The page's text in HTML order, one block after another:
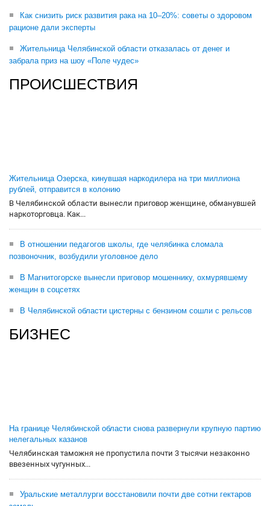
Как снизить риск развития рака на 10–20%: советы о здоровом
рационе дали эксперты
Жительница Челябинской области отказалась от денег и
забрала приз на шоу «Поле чудес»
ПРОИСШЕСТВИЯ
Жительница Озерска, кинувшая наркодилера на три миллиона
рублей, отправится в колонию
В Челябинской области вынесли приговор женщине, обманувшей
наркоторговца. Как...
В отношении педагогов школы, где челябинка сломала
позвоночник, возбудили уголовное дело
В Магнитогорске вынесли приговор мошеннику, охмурявшему
женщин в соцсетях
В Челябинской области цистерны с бензином сошли с рельсов
БИЗНЕС
На границе Челябинской области снова развернули крупную партию
нелегальных казанов
Челябинская таможня не пропустила почти 3 тысячи незаконно
ввезенных чугунных...
Уральские металлурги восстановили почти две сотни гектаров